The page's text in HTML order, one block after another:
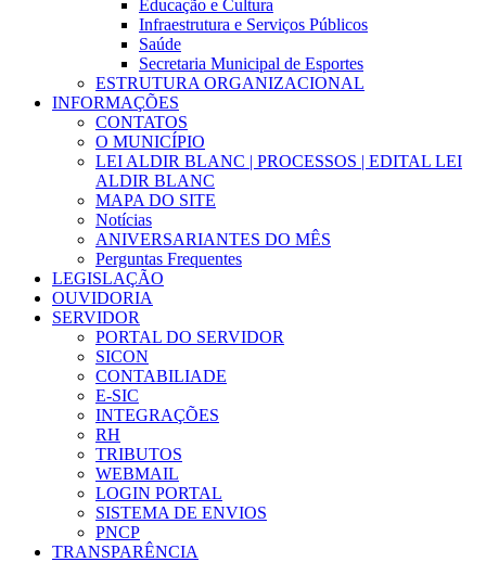
Educação e Cultura
Infraestrutura e Serviços Públicos
Saúde
Secretaria Municipal de Esportes
ESTRUTURA ORGANIZACIONAL
INFORMAÇÕES
CONTATOS
O MUNICÍPIO
LEI ALDIR BLANC | PROCESSOS | EDITAL LEI
ALDIR BLANC
MAPA DO SITE
Notícias
ANIVERSARIANTES DO MÊS
Perguntas Frequentes
LEGISLAÇÃO
OUVIDORIA
SERVIDOR
PORTAL DO SERVIDOR
SICON
CONTABILIADE
E-SIC
INTEGRAÇÕES
RH
TRIBUTOS
WEBMAIL
LOGIN PORTAL
SISTEMA DE ENVIOS
PNCP
TRANSPARÊNCIA